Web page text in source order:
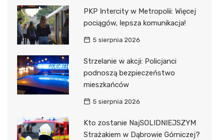
PKP Intercity w Metropolii: Więcej
pociągów, lepsza komunikacja!
5 sierpnia 2026
Strzelanie w akcji: Policjanci
podnoszą bezpieczeństwo
mieszkańców
5 sierpnia 2026
Kto zostanie NajSOLIDNIEJSZYM
Strażakiem w Dąbrowie Górniczej?